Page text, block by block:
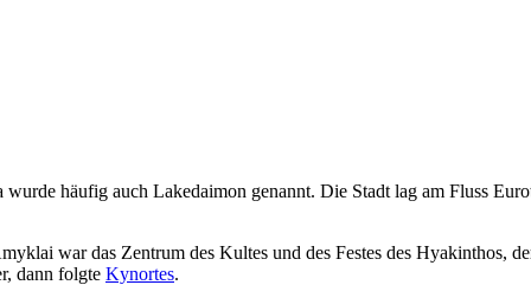
wurde häufig auch Lakedaimon genannt. Die Stadt lag am Fluss
war das Zentrum des Kultes und des Festes des Hyakinthos,
dann folgte Kynortes.